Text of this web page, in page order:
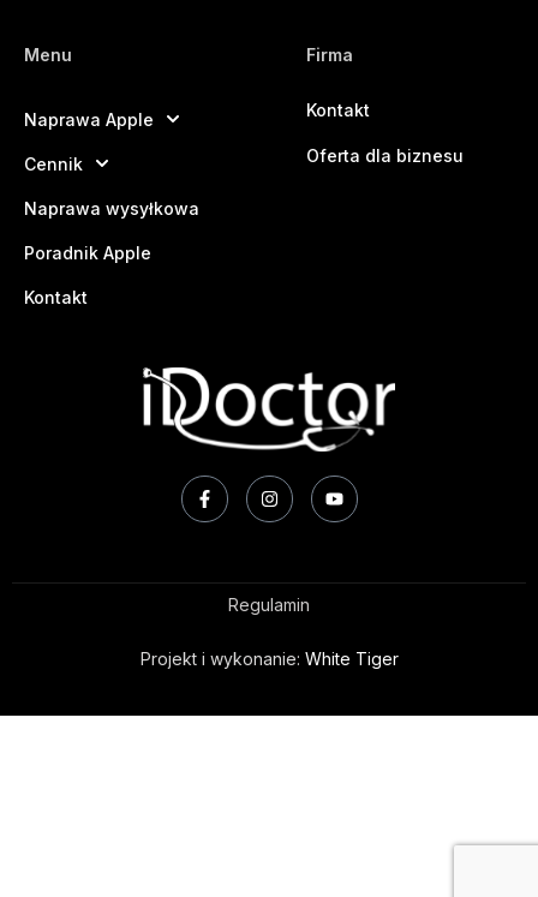
Menu
Naprawa Apple
Cennik
Naprawa wysyłkowa
Poradnik Apple
Kontakt
Firma
Kontakt
Oferta dla biznesu
Regulamin
Projekt i wykonanie: White Tiger